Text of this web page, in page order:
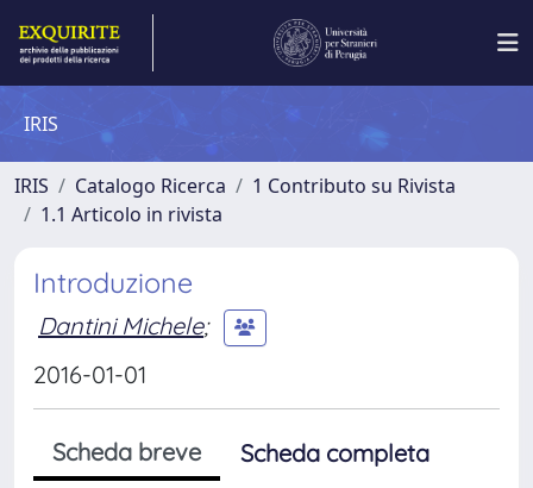
IRIS
IRIS Catalogo Ricerca
1 Contributo su Rivista
1.1 Articolo in rivista
Introduzione
Dantini Michele;
2016-01-01
Scheda breve
Scheda completa